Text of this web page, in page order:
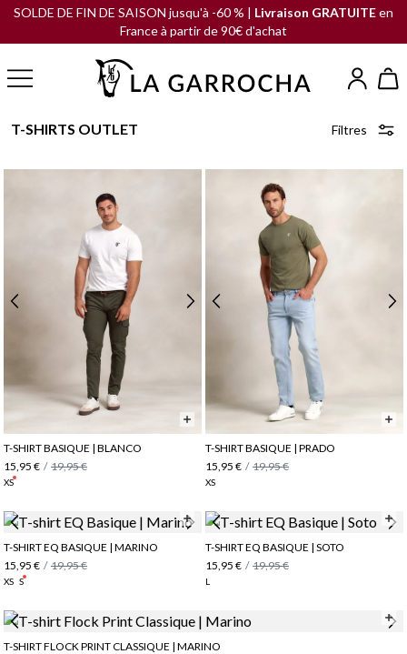
SOLDE DE FIN DE SAISON jusqu'à -60 % | Livraison GRATUITEen
France à partir de 90€ d'achat
T-SHIRTS OUTLET Filtres
T-SHIRT BASIQUE | BLANCO
15,95 € / 19,95 €
XS
T-SHIRT BASIQUE | PRADO
15,95 € / 19,95 €
XS
T-SHIRT EQ BASIQUE | MARINO
15,95 € / 19,95 €
XS S
T-SHIRT EQ BASIQUE | SOTO
15,95 € / 19,95 €
L
T-SHIRT FLOCK PRINT CLASSIQUE | MARINO